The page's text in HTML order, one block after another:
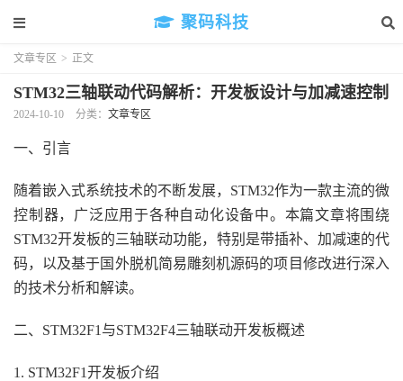
聚码科技
文章专区 > 正文
STM32三轴联动代码解析：开发板设计与加减速控制
2024-10-10 分类： 文章专区
一、引言
随着嵌入式系统技术的不断发展，STM32作为一款主流的微
控制器，广泛应用于各种自动化设备中。本篇文章将围绕
STM32开发板的三轴联动功能，特别是带插补、加减速的代
码，以及基于国外脱机简易雕刻机源码的项目修改进行深入
的技术分析和解读。
二、STM32F1与STM32F4三轴联动开发板概述
1. STM32F1开发板介绍